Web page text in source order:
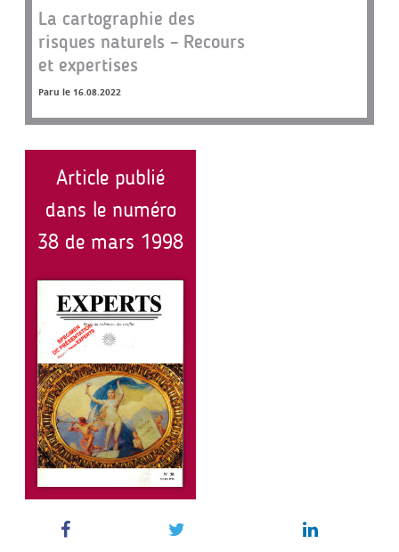
La cartographie des
risques naturels – Recours
et expertises
Paru le 16.08.2022
Article publié
dans le numéro
38 de mars 1998